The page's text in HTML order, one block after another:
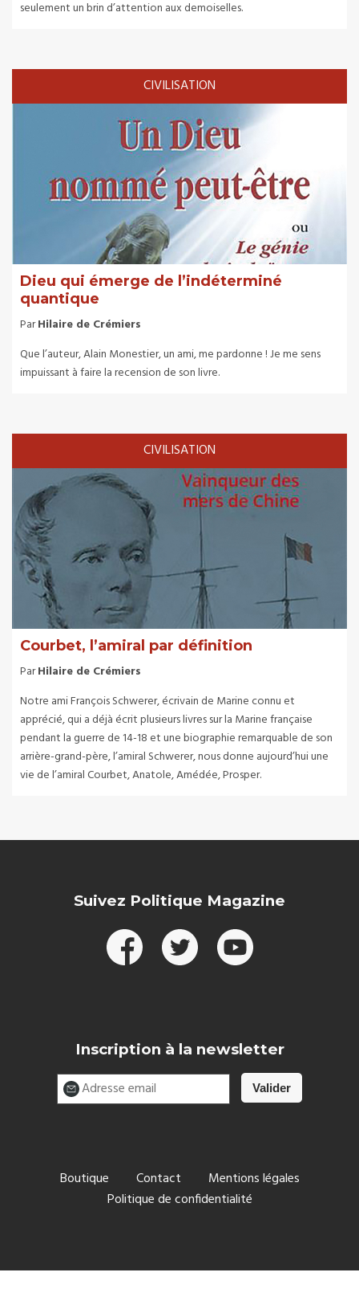
seulement un brin d’attention aux demoiselles.
CIVILISATION
Dieu qui émerge de l’indéterminé
quantique
ParHilaire de Crémiers
Que l’auteur, Alain Monestier, un ami, me pardonne ! Je me sens
impuissant à faire la recension de son livre.
CIVILISATION
Courbet, l’amiral par définition
ParHilaire de Crémiers
Notre ami François Schwerer, écrivain de Marine connu et
apprécié, qui a déjà écrit plusieurs livres sur la Marine française
pendant la guerre de 14-18 et une biographie remarquable de son
arrière-grand-père, l’amiral Schwerer, nous donne aujourd’hui une
vie de l’amiral Courbet, Anatole, Amédée, Prosper.
Suivez Politique Magazine
Inscription à la newsletter
Boutique Contact
Mentions légales
Politique de confidentialité